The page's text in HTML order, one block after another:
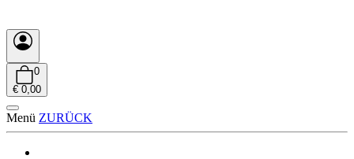
0
€ 0,00
Menü ZURÜCK